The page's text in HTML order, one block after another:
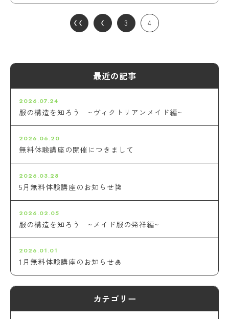
3 4
最近の記事
服の構造を知ろう ~ヴィクトリアンメイド編~
2026.07.24
無料体験講座の開催につきまして
2026.06.20
5月無料体験講座のお知らせ🎏
2026.03.28
服の構造を知ろう ~メイド服の発祥編~
2026.02.05
1月無料体験講座のお知らせ🎍
2026.01.01
カテゴリー